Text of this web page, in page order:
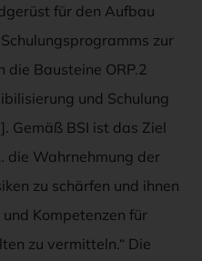
für den Aufbau
zur
Bausteine ORP.2
und Schulung
Gemäß BSI ist das Ziel
die Wahrnehmung der
zu schärfen und ihnen
Kompetenzen für
zu vermitteln.“ Die